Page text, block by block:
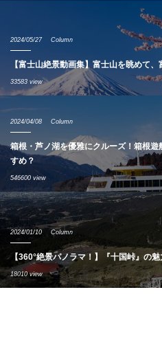
2024/05/27 Column
【富士山絶景動画集】富士山を眺めて
33583 view
2024/04/08 Column
箱根・芦ノ湖を優雅にクルーズ！箱根
すめ？
546600 view
2024/01/10 Column
【360°絶景パノラマ！】『十国峠』の
18010 view